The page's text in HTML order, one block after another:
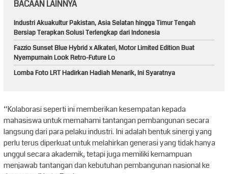
BACAAN LAINNYA
Industri Akuakultur Pakistan, Asia Selatan hingga Timur Tengah
Bersiap Terapkan Solusi Terlengkap dari Indonesia
Fazzio Sunset Blue Hybrid x Alkateri, Motor Limited Edition Buat
Nyempurnain Look Retro-Future Lo
Lomba Foto LRT Hadirkan Hadiah Menarik, Ini Syaratnya
“Kolaborasi seperti ini memberikan kesempatan kepada
mahasiswa untuk memahami tantangan pembangunan secara
langsung dari para pelaku industri. Ini adalah bentuk sinergi yang
perlu terus diperkuat untuk melahirkan generasi yang tidak hanya
unggul secara akademik, tetapi juga memiliki kemampuan
menjawab tantangan dan kebutuhan pembangunan nasional ke